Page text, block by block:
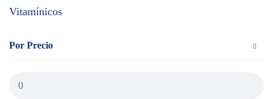
Vitamínicos
Por Precio